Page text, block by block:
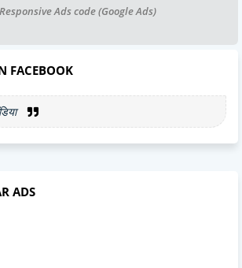
Ads code (Google Ads)
FACEBOOK
ADS